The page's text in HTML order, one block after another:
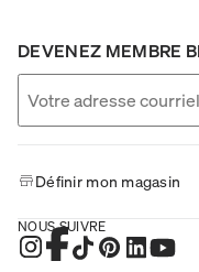
DEVENEZ MEMBRE
Définir mon magasin
NOUS SUIVRE